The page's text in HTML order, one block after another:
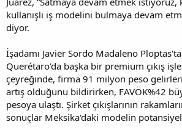
kullanışlı iş modelini bulmaya devam
diyor.
İşadamı Javier Sordo Madaleno
Querétaro'da başka bir premium çıkış
çeyreğinde, firma 91 milyon peso
artış olduğunu bildirirken, FAVÖK%42
pesoya ulaştı. Şirket çıkışlarının
sonuçlar Meksika'daki modelin